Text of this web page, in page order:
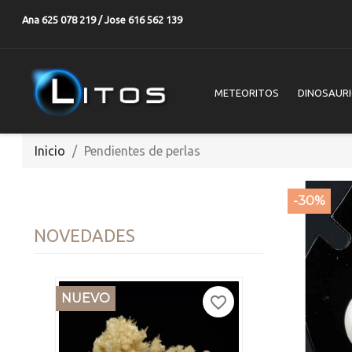
Ana 625 078 219 / Jose 616 562 139
METEORITOS
Inicio Pendientes de perlas
NOVEDADES
NUEVO favorite_border
-30%